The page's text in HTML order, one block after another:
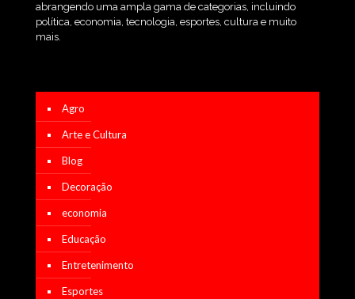
abrangendo uma ampla gama de categorias, incluindo
política, economia, tecnologia, esportes, cultura e muito
mais.
Agro
Arte e Cultura
Blog
Decoração
economia
Educação
Entretenimento
Esportes